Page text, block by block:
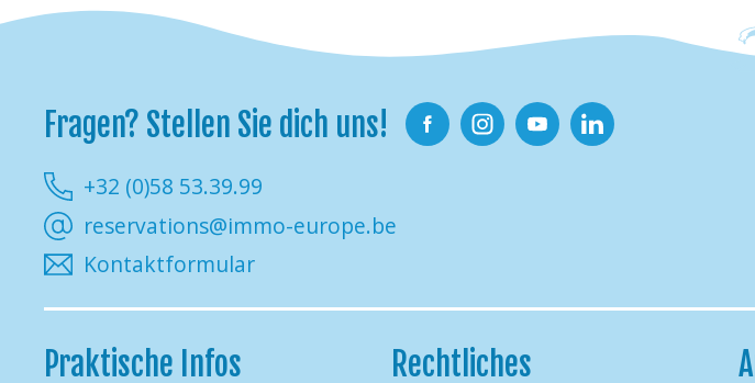
Fragen? Stellen Sie dich uns!
+32 (0)58 53.39.99
reservations@immo-europe.be
Kontaktformular
Praktische Infos Rechtliches